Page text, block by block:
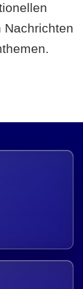
Nachrichten